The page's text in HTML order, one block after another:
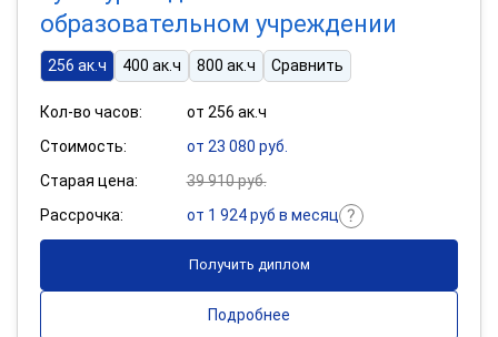
образовательном учреждении
256 ак.ч 400 ак.ч 800 ак.ч Сравнить
Кол-во часов:
от 256 ак.ч
Стоимость:
от 23 080 руб.
Старая цена:
39 910 руб.
Рассрочка:
от 1 924 руб в месяц
Получить диплом
Подробнее